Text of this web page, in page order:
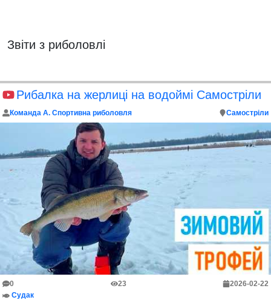
Звіти з риболовлі
Рибалка на жерлиці на водоймі Самостріли
Команда А. Спортивна риболовля Самостріли
0 23
2026-02-22
Судак